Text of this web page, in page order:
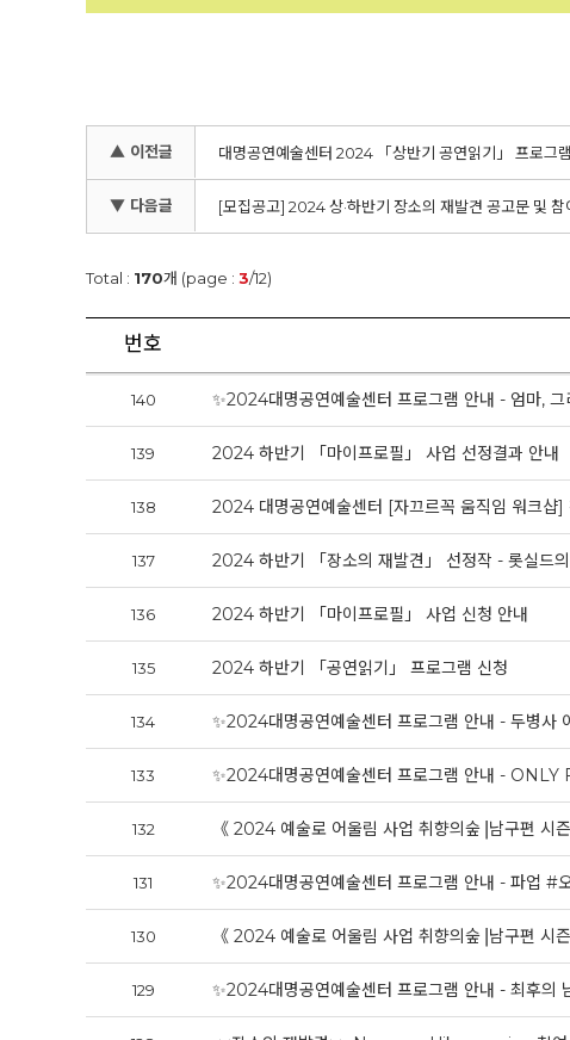
▲ 이전글 대명공연예술센터 2024 「상반기 공연읽기」 프로그
▼ 다음글 [모집공고] 2024 상·하반기 장소의 재발견 공고문 및
Total : 170개 (page : 3/12)
번호
140 ✨2024대명공연예술센터 프로그램 안내 - 엄마, 그
139 2024 하반기 「마이프로필」 사업 선정결과 안내
138 2024 대명공연예술센터 [자끄르꼭 움직임 워크샵]
137 2024 하반기 「장소의 재발견」 선정작 - 롯실드
136 2024 하반기 「마이프로필」 사업 신청 안내
135 2024 하반기 「공연읽기」 프로그램 신청
134 ✨2024대명공연예술센터 프로그램 안내 - 두병사
133 ✨2024대명공연예술센터 프로그램 안내 -
132 《 2024 예술로 어울림 사업 취향의숲⎟남구편 시
131 ✨2024대명공연예술센터 프로그램 안내 - 파업 #
130 《 2024 예술로 어울림 사업 취향의숲⎟남구편 시즌
129 ✨2024대명공연예술센터 프로그램 안내 - 최후의